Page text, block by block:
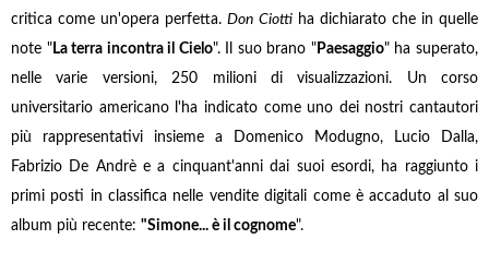
critica come un'opera perfetta.Don Ciottiha dichiarato che in quelle
note "La terra incontra il Cielo". Il suo brano "Paesaggio" ha superato,
nelle varie versioni, 250 milioni di visualizzazioni. Un corso
universitario americano l'ha indicato come uno dei nostri cantautori
più rappresentativi insieme a Domenico Modugno, Lucio Dalla,
Fabrizio De Andrè e a cinquant'anni dai suoi esordi, ha raggiunto i
primi posti in classifica nelle vendite digitali come è accaduto al suo
album più recente: "Simone... è il cognome".